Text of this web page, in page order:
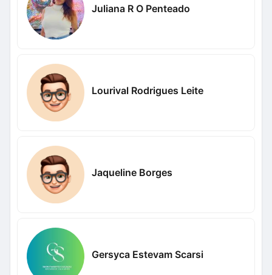
Juliana R O Penteado
Lourival Rodrigues Leite
Jaqueline Borges
Gersyca Estevam Scarsi